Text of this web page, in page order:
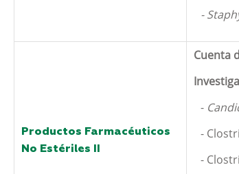
-
Productos Farmacéuticos
No Estériles II
Cuenta
-
-
-